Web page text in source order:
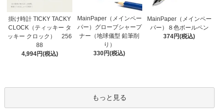
掛け時計 TICKY TACKY
CLOCK（ティッキー タ
ッキー クロック） 256
88
4,994円(税込)
MainPaper（メインペー
パー）グローブシャープ
ナー（地球儀型 鉛筆削
り）
330円(税込)
MainPaper（メインペー
パー）８色ボールペン
374円(税込)
もっと見る